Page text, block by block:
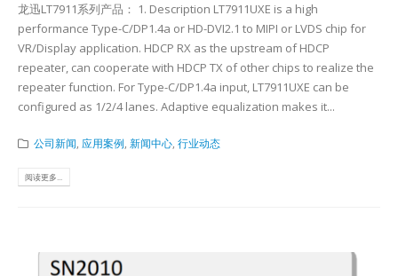
龙迅LT7911系列产品： 1. Description LT7911UXE is a high
performance Type-C/DP1.4a or HD-DVI2.1 to MIPI or LVDS chip for
VR/Display application. HDCP RX as the upstream of HDCP
repeater, can cooperate with HDCP TX of other chips to realize the
repeater function. For Type-C/DP1.4a input, LT7911UXE can be
configured as 1/2/4 lanes. Adaptive equalization makes it...
公司新闻 应用案例 新闻中心, 行业动态
阅读更多...